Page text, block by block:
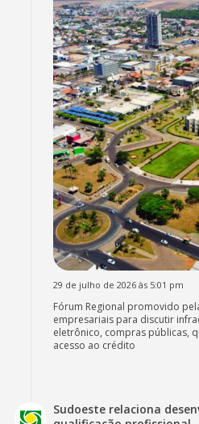
29 de julho de 2026 às 5:01 pm
Fórum Regional promovido
empresariais para discutir
eletrônico, compras públicas,
acesso ao crédito
Sudoeste relaciona